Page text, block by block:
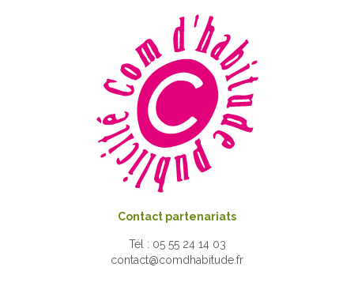
Contact partenariats
Tél : 05 55 24 14 03
contact@comdhabitude.fr